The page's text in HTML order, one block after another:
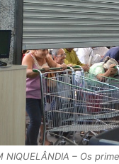
NIQUELÂNDIA – Os